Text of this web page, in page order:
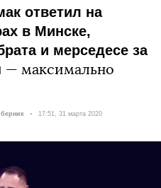
ответил на
в Минске,
и мерседесе за
— максимально
Дата:
17:51, 31 марта 2020